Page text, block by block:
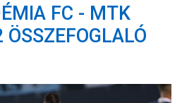
WEBSHOP
STADION
KAPCSOLAT
FC - MTK